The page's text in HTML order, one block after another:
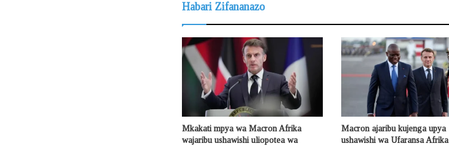
Habari Zifananazo
Mkakati mpya wa Macron Afrika
wajaribu ushawishi uliopotea wa
Macron ajaribu kujenga upya
ushawishi wa Ufaransa Afrika